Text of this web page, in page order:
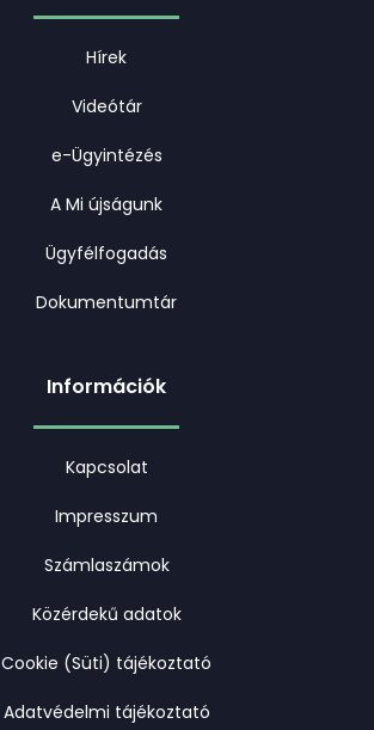
Hírek
Videótár
e-Ügyintézés
A Mi újságunk
Ügyfélfogadás
Dokumentumtár
Információk
Kapcsolat
Impresszum
Számlaszámok
Közérdekű adatok
Cookie (Süti) tájékoztató
Adatvédelmi tájékoztató